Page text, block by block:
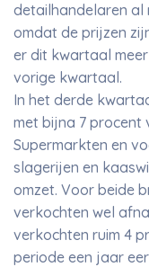
detailhandelaren al
omdat de prijzen
er dit kwartaal
vorige kwartaal.
In het derde
met bijna 7 procent
Supermarkten en
slagerijen en
omzet. Voor beide
verkochten wel
verkochten ruim 4
periode een jaar